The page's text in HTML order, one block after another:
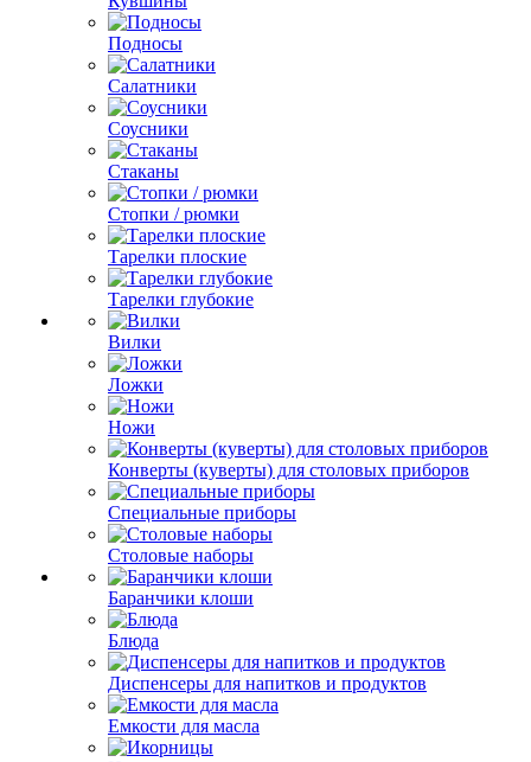
Подносы
Салатники
Соусники
Стаканы
Стопки / рюмки
Тарелки плоские
Тарелки глубокие
Вилки
Ложки
Ножи
Конверты (куверты) для столовых приборов
Специальные приборы
Столовые наборы
Баранчики клоши
Блюда
Диспенсеры для напитков и продуктов
Емкости для масла